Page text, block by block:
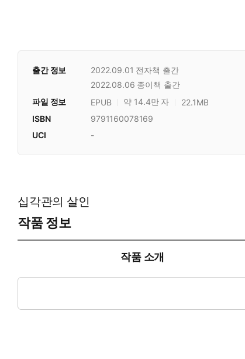
출간 정보 2022.09.01 전자책 출간
2022.08.06 종이책 출간
파일 정보 EPUB 약 14.4만 자 22.1MB
ISBN
9791160078169
UCI
-
십각관의 살인
작품 정보
작품 소개
신본격 미스터리의 시작을 알린 <관> 시리즈 첫 작품으로